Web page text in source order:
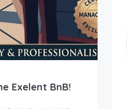
Exelent BnB!